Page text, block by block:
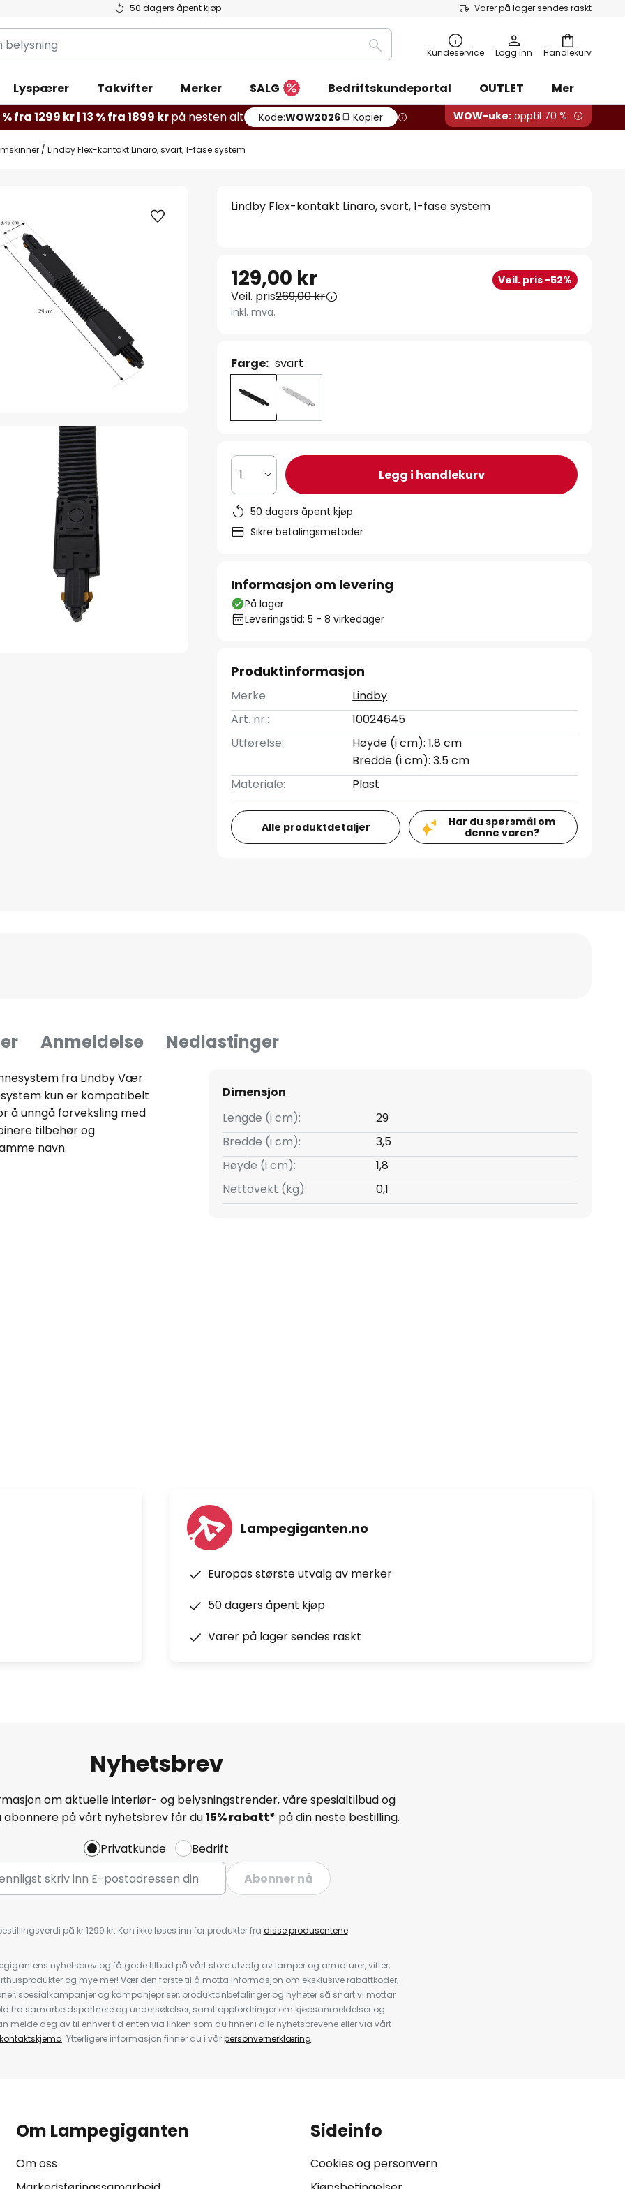
50 dagers åpent kjøp Varer på lager sendes raskt
Handlekurv
Søk Kundeservice Logg inn
Lyspærer Takvifter Merker SALG Bedriftskundeportal OUTLET
Mer
fra 1299 kr | 13 % fra 1899 krpå nesten alt Kode:WOW2026 Kopier WOW-uke: opptil 70 %
Lindby Flex-kontakt Linaro, svart, 1-fase system
Lindby Flex-kontakt Linaro, svart, 1-fase system
129,00 kr Veil. pris -52%
Veil. pris269,00 kr
inkl. mva.
Farge: svart
1 Legg i handlekurv
50 dagers åpent kjøp
Sikre betalingsmetoder
Informasjon om levering
På lager
Leveringstid: 5 - 8 virkedager
Produktinformasjon
Merke
Lindby
Art. nr.:
10024645
Utførelse:
Høyde (i cm): 1.8 cm
Bredde (i cm): 3.5 cm
Materiale:
Plast
Alle produktdetaljer
Har du spørsmål om
denne varen?
Anmeldelse Nedlastinger
fra Lindby Vær
kun er kompatibelt
å unngå forveksling med
tilbehør og
navn.
Dimensjon
Lengde (i cm):
29
Bredde (i cm):
3,5
Høyde (i cm):
1,8
Nettovekt (kg):
0,1
Lampegiganten.no
Europas største utvalg av merker
50 dagers åpent kjøp
Varer på lager sendes raskt
Nyhetsbrev
om aktuelle interiør- og belysningstrender, våre spesialtilbud og
abonnere på vårt nyhetsbrev får du15% rabatt* på din neste bestilling.
Privatkunde
Bedrift
Abonner nå
på kr 1299 kr. Kan ikke løses inn for produkter fra disse produsentene.
nyhetsbrev og få gode tilbud på vårt store utvalg av lamper og armaturer, vifter,
og mye mer! Vær den første til å motta informasjon om eksklusive rabattkoder,
spesialkampanjer og kampanjepriser, produktanbefalinger og nyheter så snart vi mottar
fra samarbeidspartnere og undersøkelser, samt oppfordringer om kjøpsanmeldelser og
melde deg av til enhver tid enten via linken som du finner i alle nyhetsbrevene eller via vårt
kontaktskjema. Ytterligere informasjon finner du i vårpersonvernerklæring.
Om Lampegiganten
Om oss
Sideinfo
Cookies og personvern